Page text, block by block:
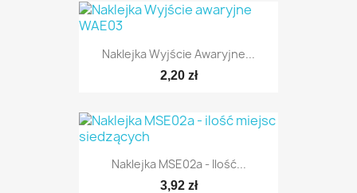
Naklejka Wyjście Awaryjne...
2,20 zł
Naklejka MSE02a - Ilość...
3,92 zł